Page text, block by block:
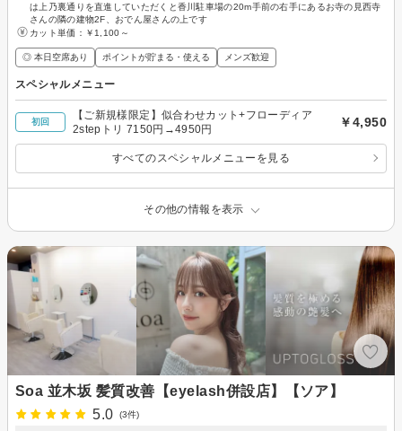
は上乃裏通りを直進していただくと香川駐車場の20m手前の右手にあるお寺の見西寺
さんの隣の建物2F、おでん屋さんの上です
カット単価： ￥1,100～
◎ 本日空席あり ポイントが貯まる・使える メンズ歓迎
スペシャルメニュー
初回
【ご新規様限定】似合わせカット+フローディア
2stepトリ 7150円→4950円
￥4,950
すべてのスペシャルメニューを見る
その他の情報を表示
Soa 並木坂 髪質改善【eyelash併設店】【ソア】
5.0
(3件)